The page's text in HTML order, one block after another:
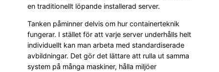
en traditionellt löpande installerad server.
Tanken påminner delvis om hur containerteknik
fungerar. I stället för att varje server underhålls helt
individuellt kan man arbeta med standardiserade
avbildningar. Det gör det lättare att rulla ut samma
system på många maskiner, hålla miljöer